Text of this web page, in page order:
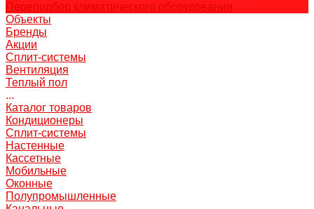
Переподбор климатического оборудования
Объекты
Бренды
Акции
Сплит-системы
Вентиляция
Теплый пол
...
Каталог товаров
Кондиционеры
Сплит-системы
Настенные
Кассетные
Мобильные
Оконные
Полупромышленные